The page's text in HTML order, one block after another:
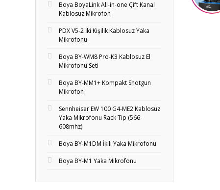
Boya BoyaLink All-in-one Çift Kanal
Kablosuz Mikrofon
PDX V5-2 İki Kişilik Kablosuz Yaka
Mikrofonu
Boya BY-WM8 Pro-K3 Kablosuz El
Mikrofonu Seti
Boya BY-MM1+ Kompakt Shotgun
Mikrofon
Sennheiser EW 100 G4-ME2 Kablosuz
Yaka Mikrofonu Rack Tip (566-
608mhz)
Boya BY-M1DM İkili Yaka Mikrofonu
Boya BY-M1 Yaka Mikrofonu